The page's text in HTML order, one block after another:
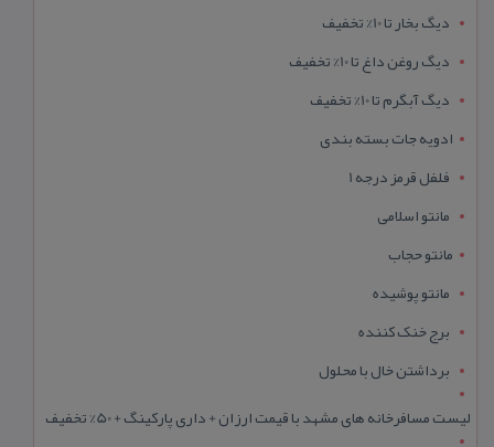
دیگ بخار تا 10% تخفیف
دیگ روغن داغ تا 10% تخفیف
دیگ آبگرم تا 10% تخفیف
ادویه جات بسته بندی
فلفل قرمز درجه 1
مانتو اسلامی
مانتو حجاب
مانتو پوشیده
برج خنک کننده
برداشتن خال با محلول
لیست مسافرخانه های مشهد با قیمت ارزان + داری پارکینگ + 50% تخفیف